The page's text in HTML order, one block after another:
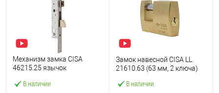
В наличии
Механизм замка CISA
46215.25 язычок
нержавеющая сталь
В наличии
Замок навесной CISA LL
21610.63 (63 мм, 2 ключа)